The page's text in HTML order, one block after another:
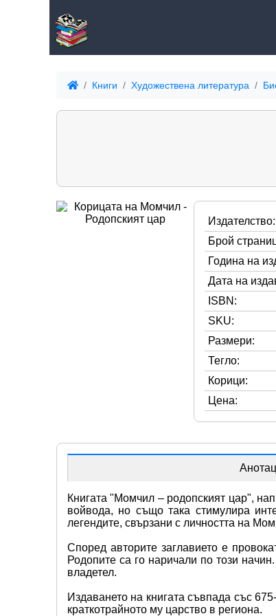
Книги Художествена литература
Издателство:
Брой
Година на
Дата на
ISBN:
SKU:
Размери:
Тегло:
Корици:
Цена:
Книгата "Момчил – родопският цар",
войвода, но също така стимулира
легендите, свързани с личността на
Според авторите заглавието е
Родопите са го наричали по този
владетел.
Издаването на книгата съвпада със
краткотрайното му царство в региона.